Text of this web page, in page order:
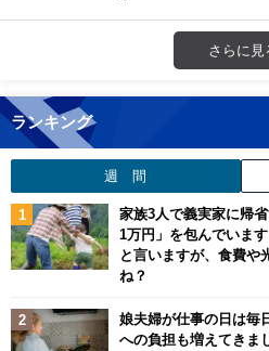
さらに見
ランキング
週 間
家族3人で義実家に帰
1万円」を包んでいま
と言いますが、食費や
ね？
娘夫婦が仕事の日は毎
への負担も増えてきま